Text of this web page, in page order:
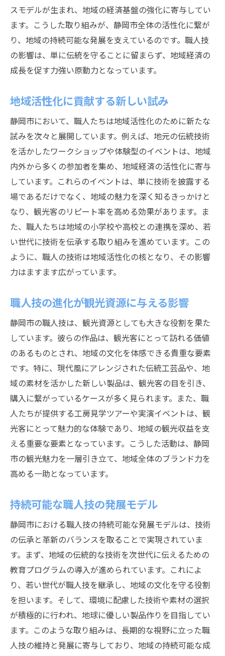
スモデルが生まれ、地域の経済基盤の強化に寄与してい
ます。こうした取り組みが、静岡市全体の活性化に繋が
り、地域の持続可能な発展を支えているのです。職人技
の影響は、単に伝統を守ることに留まらず、地域経済の
成長を促す力強い原動力となっています。
地域活性化に貢献する新しい試み
静岡市において、職人たちは地域活性化のために新たな
試みを次々と展開しています。例えば、地元の伝統技術
を活かしたワークショップや体験型のイベントは、地域
内外から多くの参加者を集め、地域経済の活性化に寄与
しています。これらのイベントは、単に技術を披露する
場であるだけでなく、地域の魅力を深く知るきっかけと
なり、観光客のリピート率を高める効果があります。ま
た、職人たちは地域の小学校や高校との連携を深め、若
い世代に技術を伝承する取り組みを進めています。この
ように、職人の技術は地域活性化の核となり、その影響
力はますます広がっています。
職人技の進化が観光資源に与える影響
静岡市の職人技は、観光資源としても大きな役割を果た
しています。彼らの作品は、観光客にとって訪れる価値
のあるものとされ、地域の文化を体感できる貴重な要素
です。特に、現代風にアレンジされた伝統工芸品や、地
域の素材を活かした新しい製品は、観光客の目を引き、
購入に繋がっているケースが多く見られます。また、職
人たちが提供する工房見学ツアーや実演イベントは、観
光客にとって魅力的な体験であり、地域の観光収益を支
える重要な要素となっています。こうした活動は、静岡
市の観光魅力を一層引き立て、地域全体のブランド力を
高める一助となっています。
持続可能な職人技の発展モデル
静岡市における職人技の持続可能な発展モデルは、技術
の伝承と革新のバランスを取ることで実現されていま
す。まず、地域の伝統的な技術を次世代に伝えるための
教育プログラムの導入が進められています。これによ
り、若い世代が職人技を継承し、地域の文化を守る役割
を担います。そして、環境に配慮した技術や素材の選択
が積極的に行われ、地球に優しい製品作りを目指してい
ます。このような取り組みは、長期的な視野に立った職
人技の維持と発展に寄与しており、地域の持続可能な成